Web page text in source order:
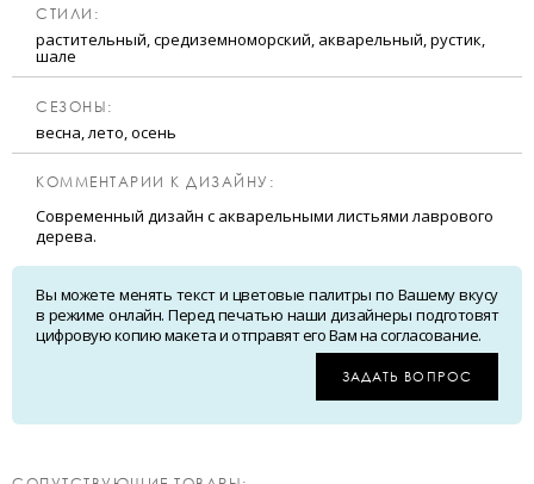
CТИЛИ:
растительный, средиземноморский, акварельный, рустик,
шале
CЕЗОНЫ:
весна, лето, осень
КОММЕНТАРИИ К ДИЗАЙНУ:
Современный дизайн с акварельными листьями лаврового
дерева.
Вы можете менять текст и цветовые палитры по Вашему вкусу
в режиме онлайн. Перед печатью наши дизайнеры подготовят
цифровую копию макета и отправят его Вам на согласование.
ЗАДАТЬ ВОПРОС